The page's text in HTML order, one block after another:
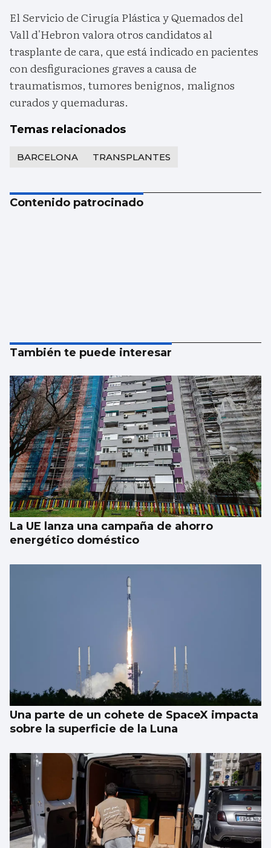
El Servicio de Cirugía Plástica y Quemados del
Vall d'Hebron valora otros candidatos al
trasplante de cara, que está indicado en pacientes
con desfiguraciones graves a causa de
traumatismos, tumores benignos, malignos
curados y quemaduras.
Temas relacionados
BARCELONA TRANSPLANTES
Contenido patrocinado
También te puede interesar
La UE lanza una campaña de ahorro
energético doméstico
Una parte de un cohete de SpaceX impacta
sobre la superficie de la Luna